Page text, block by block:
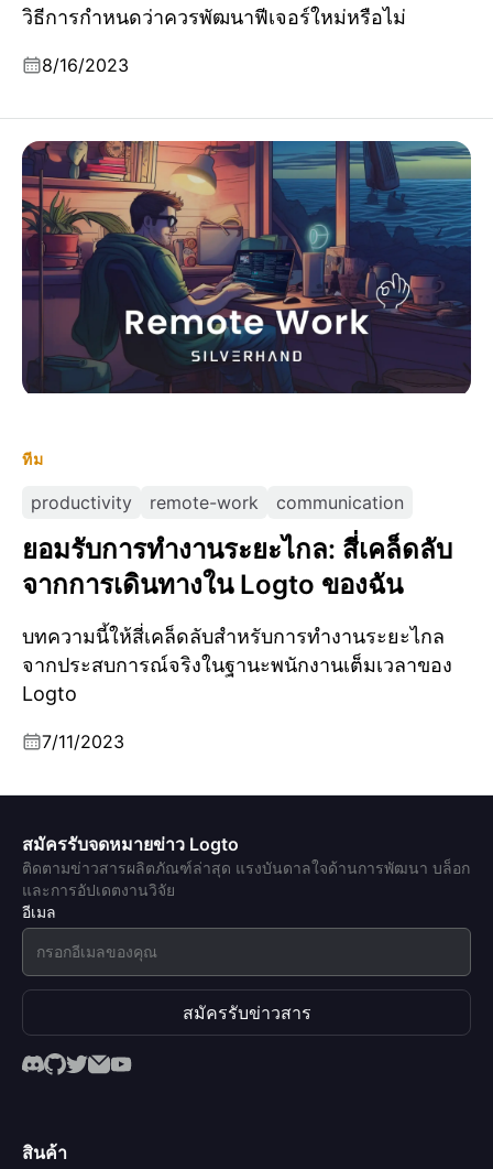
วิธีการกำหนดว่าควรพัฒนาฟีเจอร์ใหม่หรือไม่
8/16/2023
ทีม
productivity remote-work communication
ยอมรับการทำงานระยะไกล: สี่เคล็ดลับ
จากการเดินทางใน Logto ของฉัน
บทความนี้ให้สี่เคล็ดลับสำหรับการทำงานระยะไกล
จากประสบการณ์จริงในฐานะพนักงานเต็มเวลาของ
Logto
7/11/2023
ยอมรับการทำงานระยะไกล: สี่เคล็ดลับจากการเดินทางใน
Logto ของฉัน
สมัครรับจดหมายข่าว Logto
ติดตามข่าวสารผลิตภัณฑ์ล่าสุด แรงบันดาลใจด้านการพัฒนา บล็อก
และการอัปเดตงานวิจัย
อีเมล
สมัครรับข่าวสาร
สินค้า